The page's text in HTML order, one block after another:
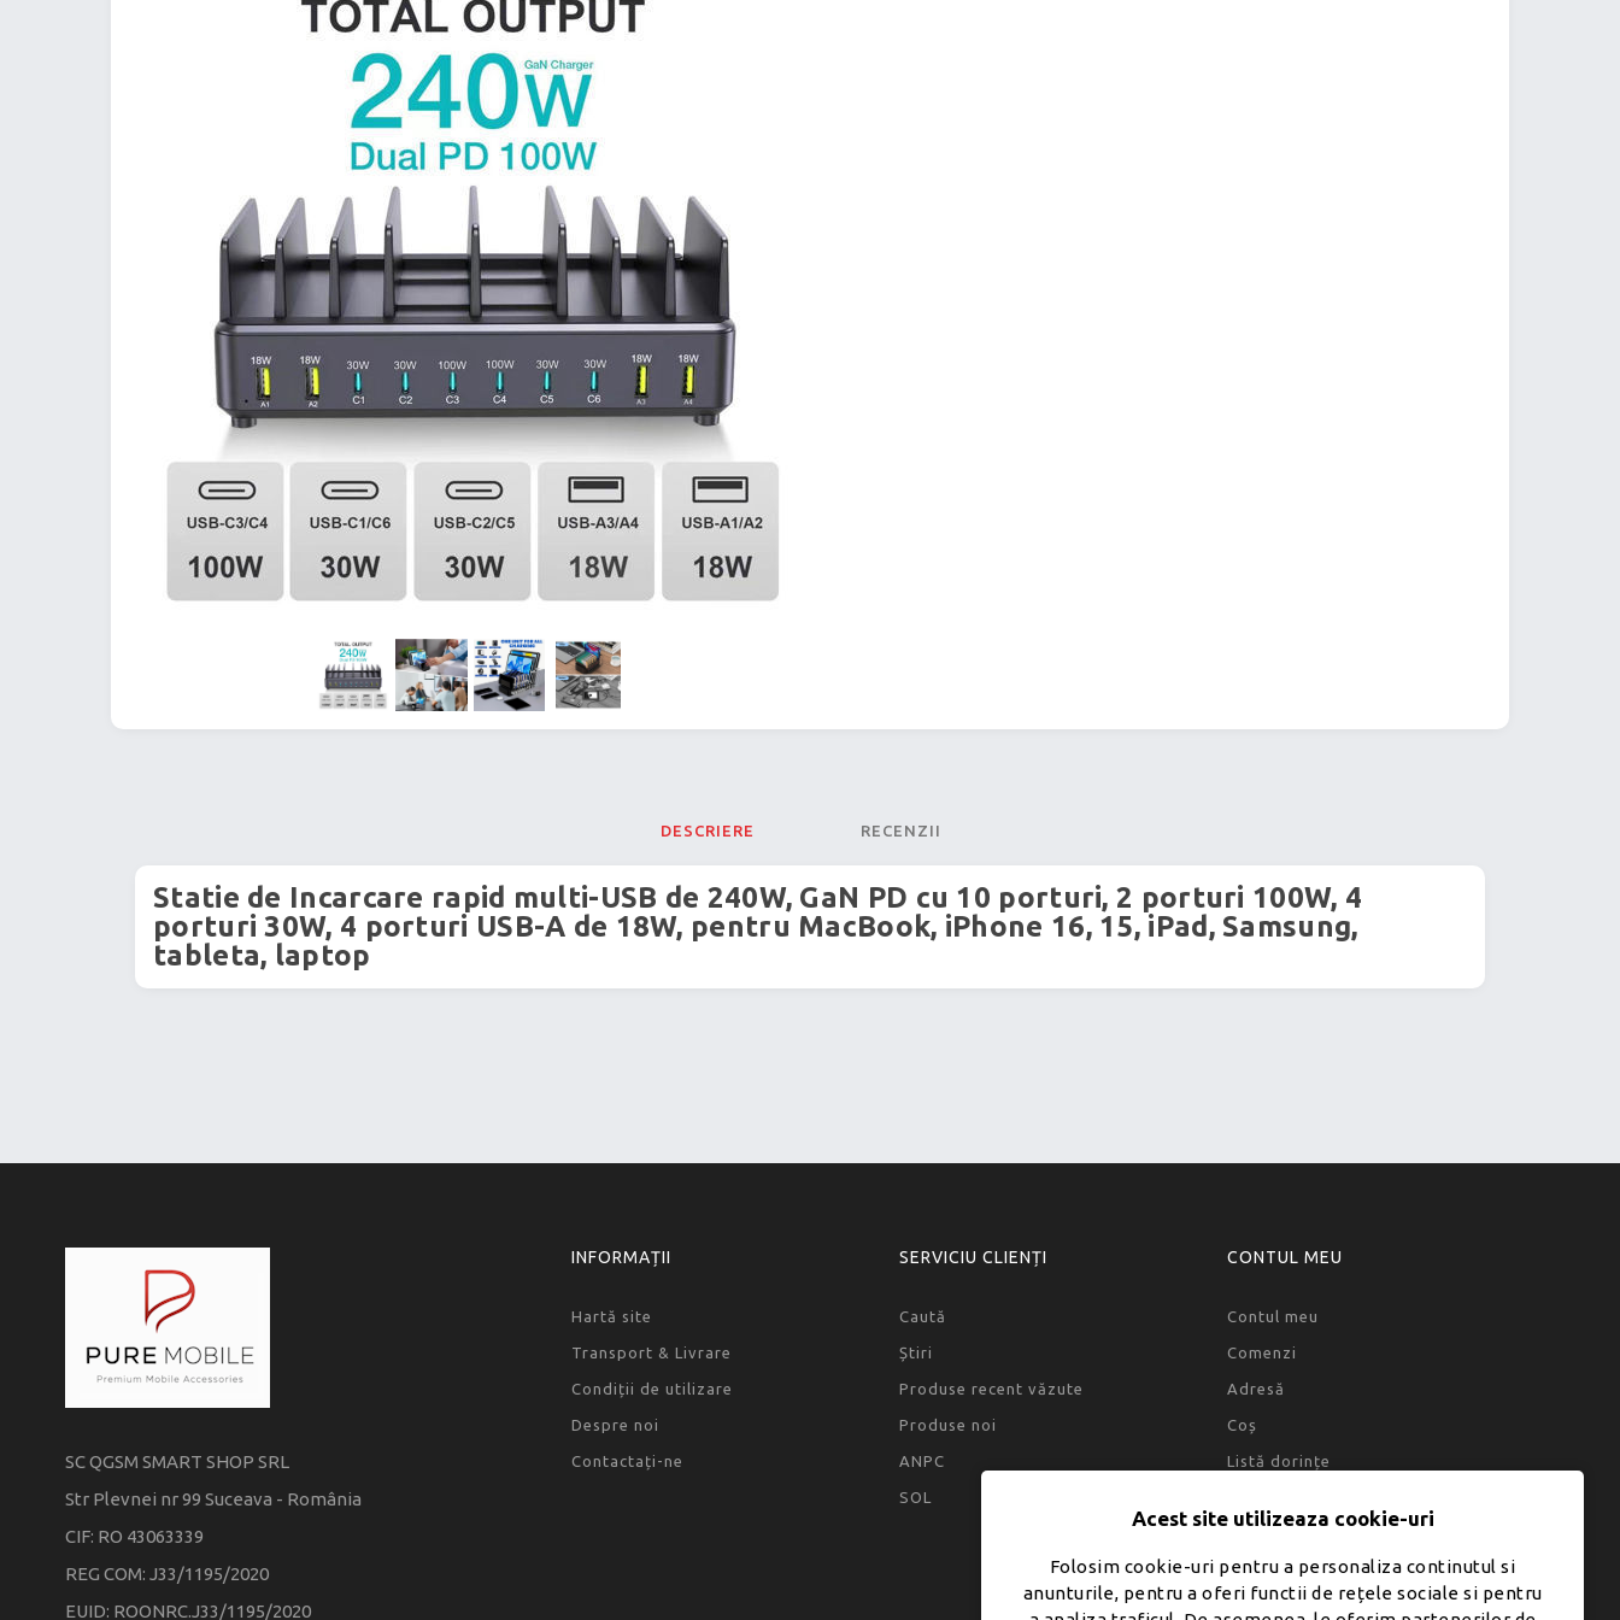
DESCRIERE RECENZII
Statie de Incarcare rapid multi-USB de 240W, GaN PD cu 10 porturi, 2 porturi 100W, 4
porturi 30W, 4 porturi USB-A de 18W, pentru MacBook, iPhone 16, 15, iPad, Samsung,
tableta, laptop
SC QGSM SMART SHOP SRL
Str Plevnei nr 99 Suceava - România
CIF: RO 43063339
REG COM: J33/1195/2020
EUID: ROONRC.J33/1195/2020
INFORMAȚII
Hartă site
Transport & Livrare
Condiții de utilizare
Despre noi
Contactați-ne
SERVICIU CLIENȚI
Caută
Știri
Produse recent văzute
Produse noi
ANPC
SOL
CONTUL MEU
Contul meu
Comenzi
Adresă
Coș
Listă dorințe
Acest site utilizeaza cookie-uri
Folosim cookie-uri pentru a personaliza continutul si
anunturile, pentru a oferi functii de rețele sociale si pentru